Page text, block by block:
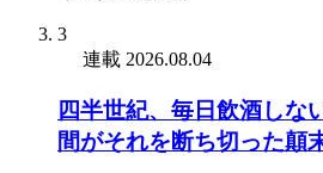
3
連載 2026.08.04
四半世紀、毎日飲酒しな
間がそれを断ち切った顛